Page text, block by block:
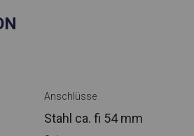
Anschlüsse
Stahl ca. fi 54 mm